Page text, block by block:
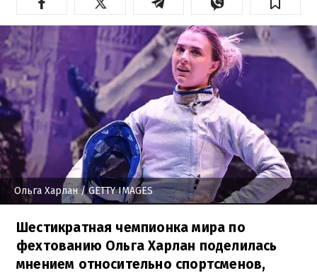
Ольга Харлан/ GETTY IMAGES
Шестикратная чемпионка мира по
фехтованию Ольга Харлан поделилась
мнением относительно спортсменов,